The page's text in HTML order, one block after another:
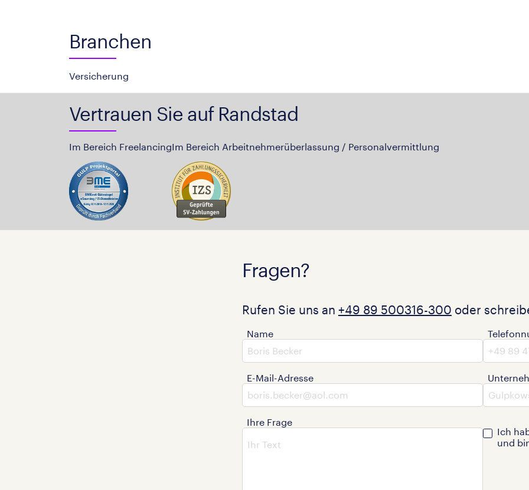
Branchen
Versicherung
Vertrauen Sie auf Randstad
Im Bereich FreelancingIm Bereich Arbeitnehmerüberlassung / Personalvermittlung
Fragen?
Rufen Sie uns an +49 89 500316-300 oder
Name
E-Mail-Adresse
Ihre Frage
Ich
und